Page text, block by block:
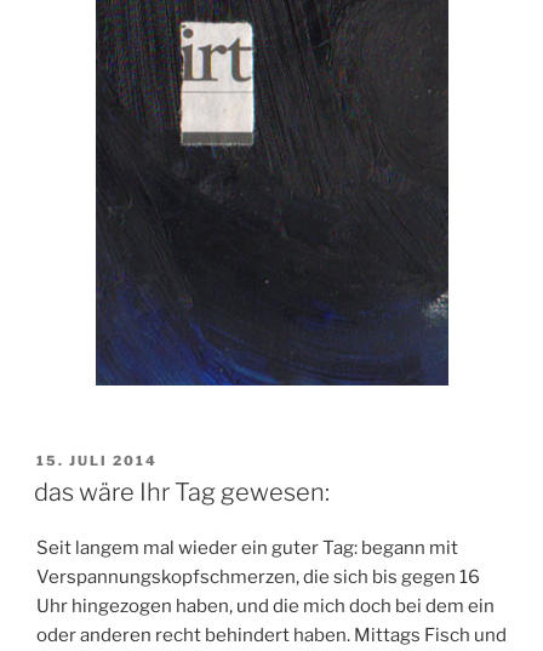
VERÖFFENTLICHT
AM
15. JULI 2014
das wäre Ihr Tag gewesen:
Seit langem mal wieder ein guter Tag: begann mit
Verspannungskopfschmerzen, die sich bis gegen 16
Uhr hingezogen haben, und die mich doch bei dem ein
oder anderen recht behindert haben. Mittags Fisch und